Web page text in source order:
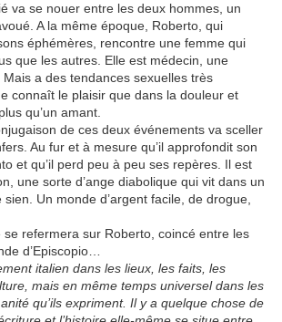
va se nouer entre les deux hommes, un
A la même époque, Roberto, qui
éphémères, rencontre une femme qui
que les autres. Elle est médecin, une
Mais a des tendances sexuelles très
connaît le plaisir que dans la douleur et
qu’un amant.
de ces deux événements va sceller
Au fur et à mesure qu’il approfondit son
et qu’il perd peu à peu ses repères. Il est
une sorte d’ange diabolique qui vit dans un
Un monde d’argent facile, de drogue,
se refermera sur Roberto, coincé entre les
d’Episcopio…
italien dans les lieux, les faits, les
mais en même temps universel dans les
qu’ils expriment. Il y a quelque chose de